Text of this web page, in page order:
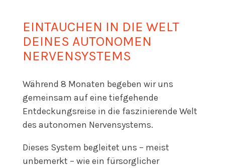
EINTAUCHEN IN DIE WELT
DEINES AUTONOMEN
NERVENSYSTEMS
Während 8 Monaten begeben wir uns
gemeinsam auf eine tiefgehende
Entdeckungsreise in die faszinierende Welt
des autonomen Nervensystems.
Dieses System begleitet uns – meist
unbemerkt – wie ein fürsorglicher